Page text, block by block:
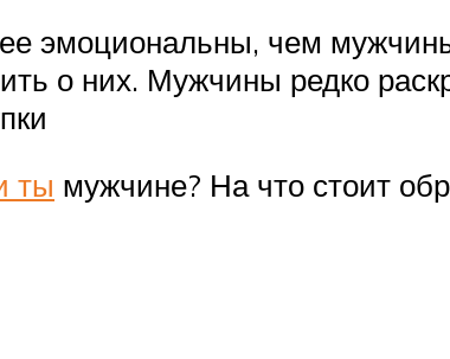
эмоциональны, чем
о них. Мужчины редко
ты мужчине? На что стоит